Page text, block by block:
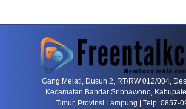
Gang Melati, Dusun 2, RT/RW 012/004,
Kecamatan Bandar Sribhawono,
Timur, Provinsi Lampung | Telp: 0857-